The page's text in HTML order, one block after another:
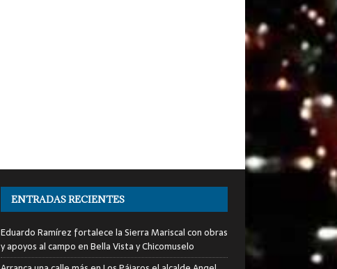
ENTRADAS RECIENTES
Eduardo Ramírez fortalece la Sierra Mariscal con obras
y apoyos al campo en Bella Vista y Chicomuselo